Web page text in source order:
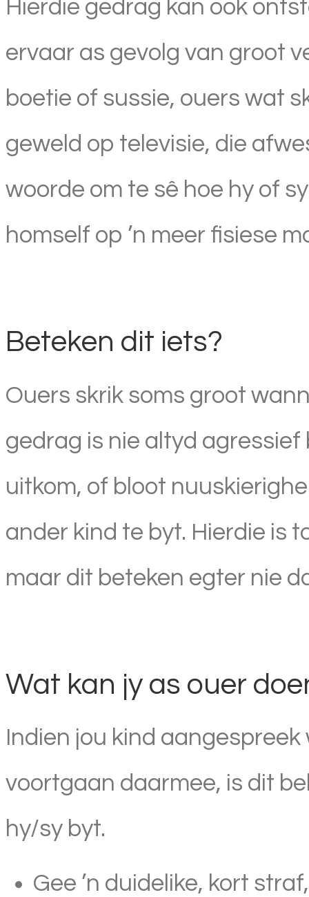
Hierdie gedrag kan ook
ervaar as gevolg van groot
boetie of sussie, ouers wat
geweld op televisie, die
woorde om te sê hoe hy of
homself op ’n meer fisiese
Beteken dit iets?
Ouers skrik soms groot
gedrag is nie altyd
uitkom, of bloot
ander kind te byt. Hierdie is
maar dit beteken egter nie
Wat kan jy as ouer
Indien jou kind
voortgaan daarmee, is dit
hy/sy byt.
Gee ’n duidelike, kort